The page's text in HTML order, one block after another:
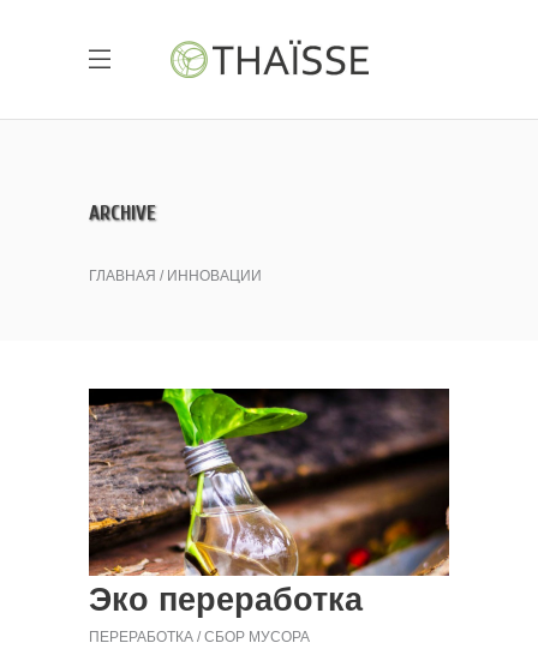
ARCHIVE
ГЛАВНАЯ ИННОВАЦИИ
Эко переработка
ПЕРЕРАБОТКА СБОР МУСОРА